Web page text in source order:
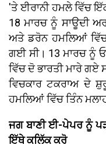
'ਤੇ ਈਰਾਨੀ ਹਮਲੇ ਵਿੱਚ
18 ਮਾਰਚ ਨੂੰ ਸਾਊਦੀ
ਅਤੇ ਡਰੋਨ ਹਮਲਿਆਂ ਵਿੱਚ
ਗਈ ਸੀ। 13 ਮਾਰਚ ਨੂੰ
ਵਿੱਚ ਦੋ ਭਾਰਤੀ ਮਾਰੇ
ਵਿਚਕਾਰ ਟਕਰਾਅ ਦੇ
ਹਮਲਿਆਂ ਵਿੱਚ ਤਿੰਨ
ਜਗ ਬਾਣੀ ਈ-ਪੇਪਰ ਨੂੰ
ਇੱਥੇ ਕਲਿੱਕ ਕਰੋ